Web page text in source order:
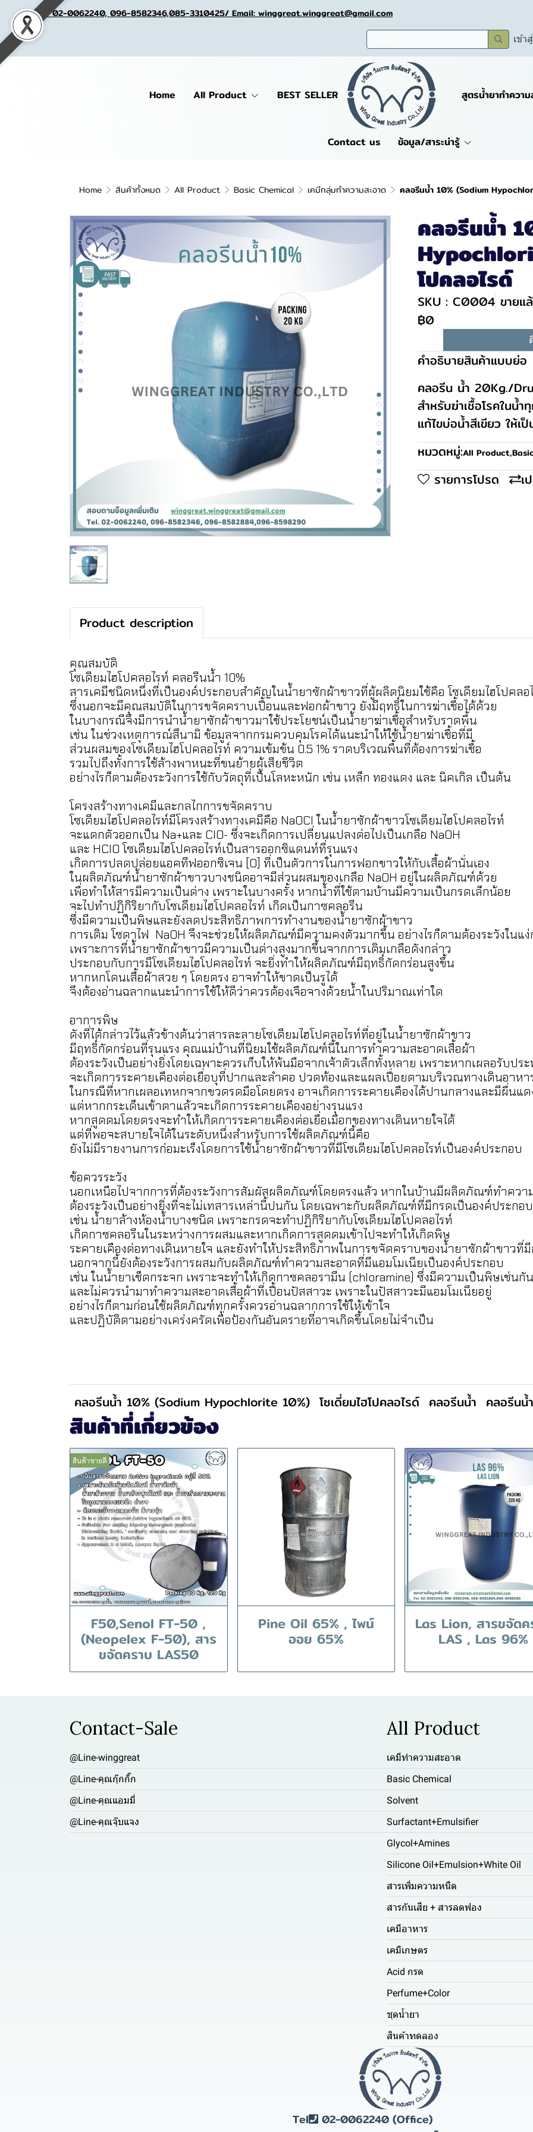
Tel. 02-0062240, 096-8582346,085-3310425/ Email: winggreat.winggreat@gmail.com
เข้า
Home All Product BEST SELLER สูตรน้ำยาทำความ
Contact us ข้อมูล/สาระน่ารู้
Home สินค้าทั้งหมด All Product Basic Chemical เคมีกลุ่มทำความสะอาด คลอรีนน้ำ 10% (Sodium
คลอรีนน้ำ
โปคลอไรด์
SKU : C0004 ขายแ
฿0
คำอธิบายสินค้าแบบย่อ
คลอรีน น้ำ 20Kg./
สำหรับฆ่าเชื้อโรคในน้
แก้ไขบ่อน้ำสีเขียว ให้เป็
หมวดหมู่:All Product,
รายการโปรด เ
Product description
คุณสมบัติ
โซเดียมไฮโปคลอไรท์ คลอรีนน้ำ 10%
สารเคมีชนิดหนึ่งที่เป็นองค์ประกอบสำคัญในน้ำยาซักผ้าขาวที่ผู้ผลิตนิยมใช้คือ โซเดียมไฮโปคลอ
ซึ่งนอกจะมีคุณสมบัติในการขจัดคราบเปื้อนและฟอกผ้าขาว ยังมีฤทธิ์ในการฆ่าเชื้อได้ด้วย
ในบางกรณีจึงมีการนำน้ำยาซักผ้าขาวมาใช้ประโยชน์เป็นน้ำยาฆ่าเชื้อสำหรับราดพื้น
เช่น ในช่วงเหตุการณ์สึนามิ ข้อมูลจากกรมควบคุมโรคได้แนะนำให้ใช้น้ำยาฆ่าเชื้อที่มี
ส่วนผสมของโซเดียมไฮโปคลอไรท์ ความเข้มข้น 0.5 1% ราดบริเวณพื้นที่ต้องการฆ่าเชื้อ
รวมไปถึงทั้งการใช้ล้างพาหนะที่ขนย้ายผู้เสียชีวิต
อย่างไรก็ตามต้องระวังการใช้กับวัตถุที่เป็นโลหะหนัก เช่น เหล็ก ทองแดง และ นิคเกิล เป็นต้น
โครงสร้างทางเคมีและกลไกการขจัดคราบ
โซเดียมไฮโปคลอไรท์มีโครงสร้างทางเคมีคือ NaOCl ในน้ำยาซักผ้าขาวโซเดียมไฮโปคลอไรท์
จะแตกตัวออกเป็น Na+และ ClO- ซึ่งจะเกิดการเปลี่ยนแปลงต่อไปเป็นเกลือ NaOH
และ HClO โซเดียมไฮโปคลอไรท์เป็นสารออกซิแดนท์ที่รุนแรง
เกิดการปลดปล่อยแอคทีฟออกซิเจน [O] ที่เป็นตัวการในการฟอกขาวให้กับเสื้อผ้านั่นเอง
ในผลิตภัณฑ์น้ำยาซักผ้าขาวบางชนิดอาจมีส่วนผสมของเกลือ NaOH อยู่ในผลิตภัณฑ์ด้วย
เพื่อทำให้สารมีความเป็นด่าง เพราะในบางครั้ง หากน้ำที่ใช้ตามบ้านมีความเป็นกรดเล็กน้อย
จะไปทำปฏิกิริยากับโซเดียมไฮโปคลอไรท์ เกิดเป็นกาซคลอรีน
ซึ่งมีความเป็นพิษและยังลดประสิทธิภาพการทำงานของน้ำยาซักผ้าขาว
การเติม โซดาไฟ NaOH จึงจะช่วยให้ผลิตภัณฑ์มีความคงตัวมากขึ้น อย่างไรก็ตามต้องระวังในแง่
เพราะการที่น้ำยาซักผ้าขาวมีความเป็นด่างสูงมากขึ้นจากการเติมเกลือดังกล่าว
ประกอบกับการมีโซเดียมไฮโปคลอไรท์ จะยิ่งทำให้ผลิตภัณฑ์มีฤทธิ์กัดกร่อนสูงขึ้น
หากหกโดนเสื้อผ้าสวย ๆ โดยตรง อาจทำให้ขาดเป็นรูได้
จึงต้องอ่านฉลากแนะนำการใช้ให้ดีว่าควรต้องเจือจางด้วยน้ำในปริมาณเท่าใด
อาการพิษ
ดังที่ได้กล่าวไว้แล้วข้างต้นว่าสารละลายโซเดียมไฮโปคลอไรท์ที่อยู่ในน้ำยาซักผ้าขาว
มีฤทธิ์กัดกร่อนที่รุนแรง คุณแม่บ้านที่นิยมใช้ผลิตภัณฑ์นี้ในการทำความสะอาดเสื้อผ้า
ต้องระวังเป็นอย่างยิ่งโดยเฉพาะควรเก็บให้พ้นมือจากเจ้าตัวเล็กทั้งหลาย เพราะหากเผลอรับปร
จะเกิดการระคายเคืองต่อเยื่อบุที่ปากและลำคอ ปวดท้องและแผลเปื่อยตามบริเวณทางเดินอาหา
ในกรณีที่หากเผลอเทหกจากขวดรดมือโดยตรง อาจเกิดการระคายเคืองได้ปานกลางและมีผื่นแด
แต่หากกระเด็นเข้าตาแล้วจะเกิดการระคายเคืองอย่างรุนแรง
หากสูดดมโดยตรงจะทำให้เกิดการระคายเคืองต่อเยื่อเมือกของทางเดินหายใจได้
แต่ที่พอจะสบายใจได้ในระดับหนึ่งสำหรับการใช้ผลิตภัณฑ์นี้คือ
ยังไม่มีรายงานการก่อมะเร็งโดยการใช้น้ำยาซักผ้าขาวที่มีโซเดียมไฮโปคลอไรท์เป็นองค์ประกอบ
ข้อควรระวัง
นอกเหนือไปจากการที่ต้องระวังการสัมผัสผลิตภัณฑ์โดยตรงแล้ว หากในบ้านมีผลิตภัณฑ์ทำควา
ต้องระวังเป็นอย่างยิ่งที่จะไม่เทสารเหล่านี้ปนกัน โดยเฉพาะกับผลิตภัณฑ์ที่มีกรดเป็นองค์ประกอบ
เช่น น้ำยาล้างห้องน้ำบางชนิด เพราะกรดจะทำปฏิกิริยากับโซเดียมไฮโปคลอไรท์
เกิดกาซคลอรีนในระหว่างการผสมและหากเกิดการสูดดมเข้าไปจะทำให้เกิดพิษ
ระคายเคืองต่อทางเดินหายใจ และยังทำให้ประสิทธิภาพในการขจัดคราบของน้ำยาซักผ้าขาวที่
นอกจากนี้ยังต้องระวังการผสมกับผลิตภัณฑ์ทำความสะอาดที่มีแอมโมเนียเป็นองค์ประกอบ
เช่น ในน้ำยาเช็ดกระจก เพราะจะทำให้เกิดกาซคลอรามีน (chloramine) ซึ่งมีความเป็นพิษเช่นกัน
และไม่ควรนำมาทำความสะอาดเสื้อผ้าที่เปื้อนปัสสาวะ เพราะในปัสสาวะมีแอมโมเนียอยู่
อย่างไรก็ตามก่อนใช้ผลิตภัณฑ์ทุกครั้งควรอ่านฉลากการใช้ให้เข้าใจ
และปฏิบัติตามอย่างเคร่งครัดเพื่อป้องกันอันตรายที่อาจเกิดขึ้นโดยไม่จำเป็น
คลอรีนน้ำ 10% (Sodium Hypochlorite 10%) โซเดี่ยมไฮโปคลอไรด์ คลอรีนน้ำ คลอรีนน้
สินค้าที่เกี่ยวข้อง
สินค้าขายดี
F50,Senol FT-50 ,
(Neopelex F-50), สาร
ขจัดคราบ LAS50
Pine Oil 65% , ไพน์
ออย 65%
Las Lion, สารขจัดค
LAS , Las 96%
Contact-Sale
@Line-winggreat
@Line-คุณกุ๊กกิ๊ก
@Line-คุณแอมมี่
@Line-คุณจุ๊บแจง
All Product
เคมีทำความสะอาด
Basic Chemical
Solvent
Surfactant+Emulsifier
Glycol+Amines
Silicone Oil+Emulsion+White Oil
สารเพิ่มความหนืด
สารกันเสีย + สารลดฟอง
เคมีอาหาร
เคมีเกษตร
Acid กรด
Perfume+Color
ชุดน้ำยา
สินค้าทดลอง
Tel 02-0062240 (Office)